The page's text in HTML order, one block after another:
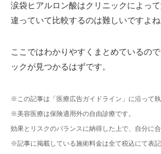
涙袋ヒアルロン酸はクリニックによっ
違っていて比較するのは難しいですよね
ここではわかりやすくまとめているの
ックが見つかるはずです。
※この記事は「医療広告ガイドライン」に沿って執
※美容医療は保険適用外の自由診療です。
効果とリスクのバランスに納得した上で、自分に
※記事に掲載している施術料金は全て税込にて表